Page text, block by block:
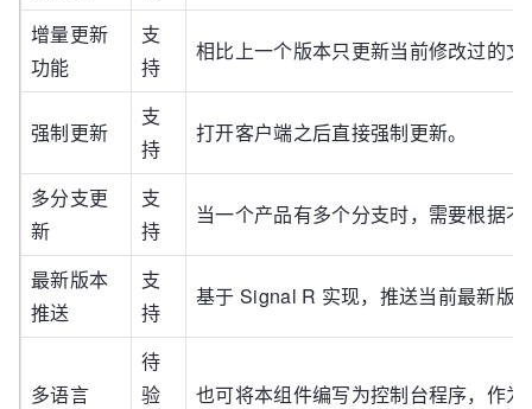
增量更新
功能
支
持
相比上一个版本只更新当前修改过的
强制更新
支
持
打开客户端之后直接强制更新。
多分支更
新
支
持
当一个产品有多个分支时，需要根据
最新版本
推送
支
持
基于 Signal R 实现，推送当前最新版
多语言
待
验
也可将本组件编写为控制台程序，作